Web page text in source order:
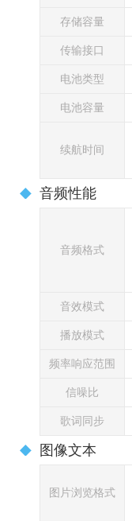
存储容量
传输接口
电池类型
电池容量
续航时间
音频性能
音频格式
音效模式
播放模式
频率响应范围
信噪比
歌词同步
图像文本
图片浏览格式